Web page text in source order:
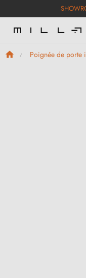
Poignée de porte